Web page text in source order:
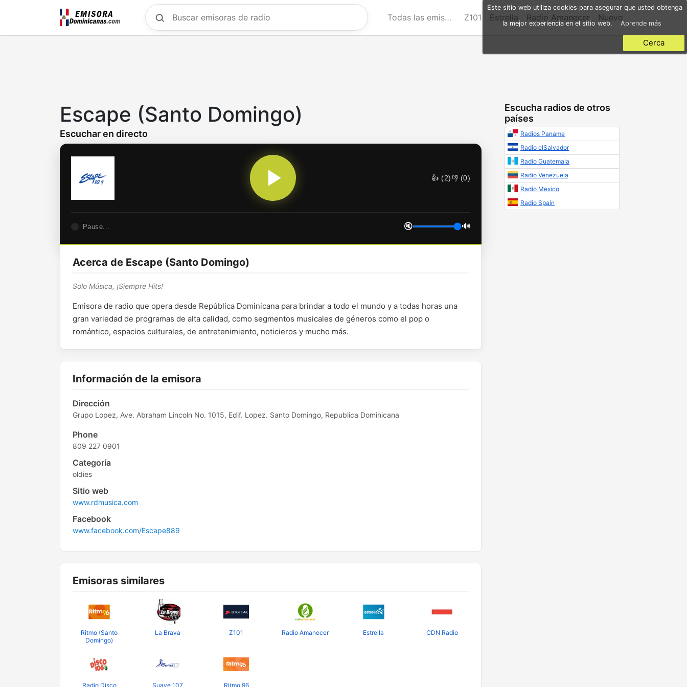
Todas las emisoras Z101 Estrella Radio Amanecer Nuevo
Escape (Santo Domingo)
Escuchar en directo
👍 (2)👎 (0)
Pause... 🔇 🔊
Acerca de Escape (Santo Domingo)
Solo Música, ¡Siempre Hits!
Emisora de radio que opera desde República Dominicana para brindar a todo el mundo y a todas horas una
gran variedad de programas de alta calidad, como segmentos musicales de géneros como el pop o
romántico, espacios culturales, de entretenimiento, noticieros y mucho más.
Información de la emisora
Dirección
Grupo Lopez, Ave. Abraham Lincoln No. 1015, Edif. Lopez. Santo Domingo, Republica Dominicana
Phone
809 227 0901
Categoría
oldies
Sitio web
www.rdmusica.com
Facebook
www.facebook.com/Escape889
Emisoras similares
Ritmo (Santo
Domingo)
La Brava Z101 Radio Amanecer Estrella CDN Radio
Radio Disco Suave 107 Ritmo 96
Escucha radios de otros
países
Radios Paname
Radio elSalvador
Radio Guatemala
Radio Venezuela
Radio Mexico
Radio Spain
Este sitio web utiliza cookies para asegurar que usted obtenga
la mejor experiencia en el sitio web. Aprende más
Cerca